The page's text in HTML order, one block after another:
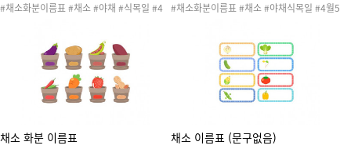
#채소화분이름표 #채소 #야채 #식목일 #4
목일행사 #봄도안 #봄활동 #식목일도안 #식
목일활동 #원예활동 #텃밭활동 #이름표 #텃
밭이름표 #식목일이름표 #화분이름표 #야채
이름표 #채소이름표 #양파 #오이 #옥수수 #
완두콩 #청경채 #콩나물 #토마토 #파프리카
#채소화분이름표 #채소 #야채식목일 #4월5
행사 #봄도안 #봄활동 #식목일도안 #식목일
활동 #원예활동 #텃밭활동 #이름표 #텃밭이
름표 #식목일이름표 #화분이름표 #야채이름
표 #채소이름표 #무 #방울토마토 #배추 #버
섯 #봄동 #부추 #브로콜리 #상추
채소 화분 이름표 채소 이름표 (문구없음)